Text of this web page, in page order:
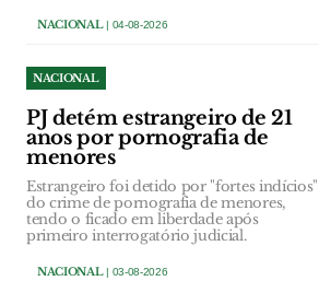
NACIONAL| 04-08-2026
NACIONAL
PJ detém estrangeiro de 21
anos por pornografia de
menores
Estrangeiro foi detido por "fortes indícios"
do crime de pornografia de menores,
tendo o ficado em liberdade após
primeiro interrogatório judicial.
NACIONAL| 03-08-2026